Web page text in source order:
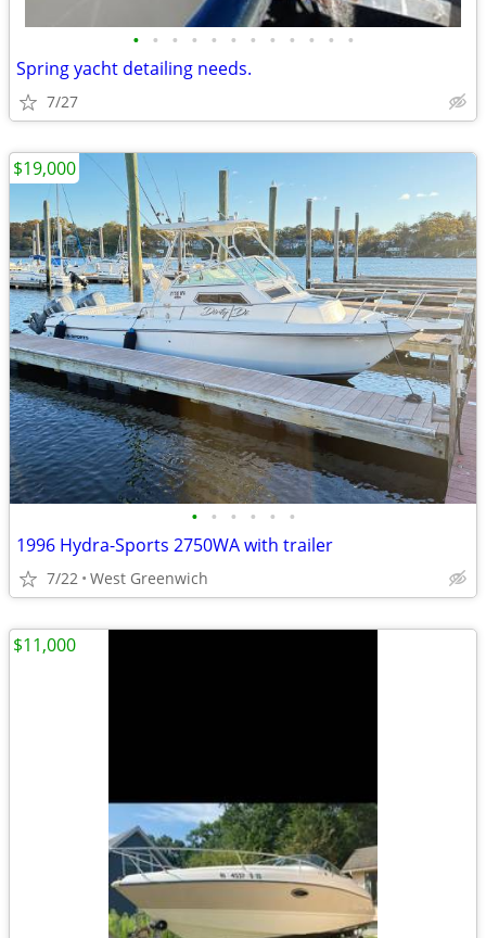
• • • • • • • • • • • •
Spring yacht detailing needs.
7/27
• • • • • •
1996 Hydra-Sports 2750WA with trailer
7/22 West Greenwich
$19,000
$11,000